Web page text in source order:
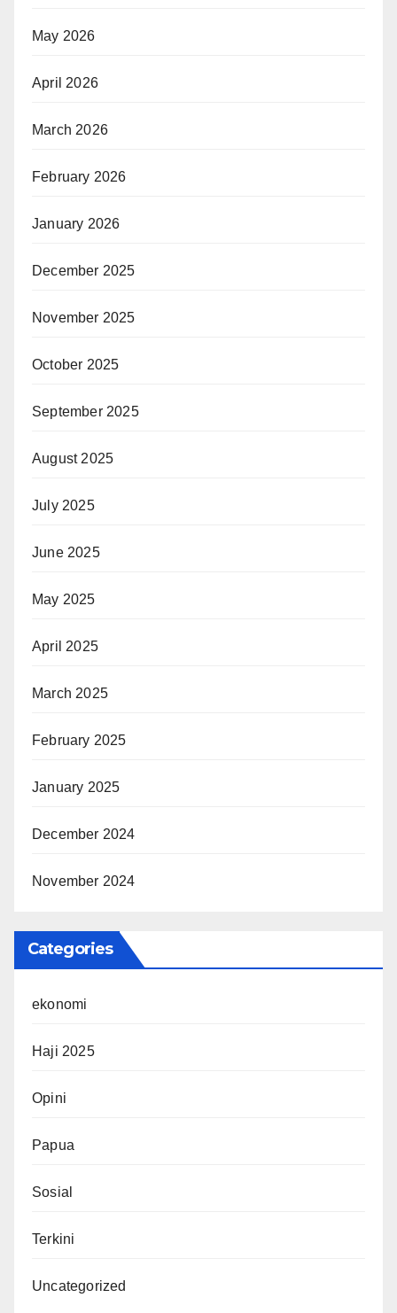
May 2026
April 2026
March 2026
February 2026
January 2026
December 2025
November 2025
October 2025
September 2025
August 2025
July 2025
June 2025
May 2025
April 2025
March 2025
February 2025
January 2025
December 2024
November 2024
Categories
ekonomi
Haji 2025
Opini
Papua
Sosial
Terkini
Uncategorized